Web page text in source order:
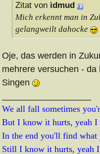
Zitat von idmud
Mich erkennt man in
gelangweilt dahocke
Oje, das werden in
mehrere versuchen -
Singen
We all fall sometimes
But I know it hurts, yeah
In the end you'll find what
Still I know it hurts, yeah